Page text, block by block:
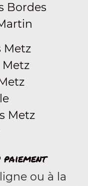
Bordes
Metz
Metz
ou à la